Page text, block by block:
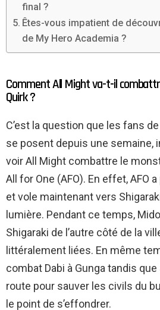
final ?
Êtes-vous impatient de
de My Hero Academia ?
Comment All Might va-t-il
Quirk ?
C’est la question que les fans
se posent depuis une semaine,
voir All Might combattre le
All for One (AFO). En effet, AFO
et vole maintenant vers
lumière. Pendant ce temps,
Shigaraki de l’autre côté de la
littéralement liées. En même
combat Dabi à Gunga tandis
route pour sauver les civils du
le point de s’effondrer.